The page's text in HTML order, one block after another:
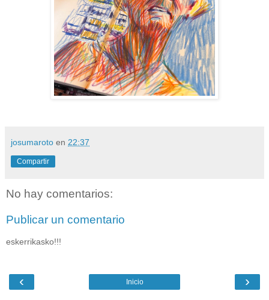
josumaroto en 22:37
Compartir
No hay comentarios:
Publicar un comentario
eskerrikasko!!!
‹ ›
Inicio